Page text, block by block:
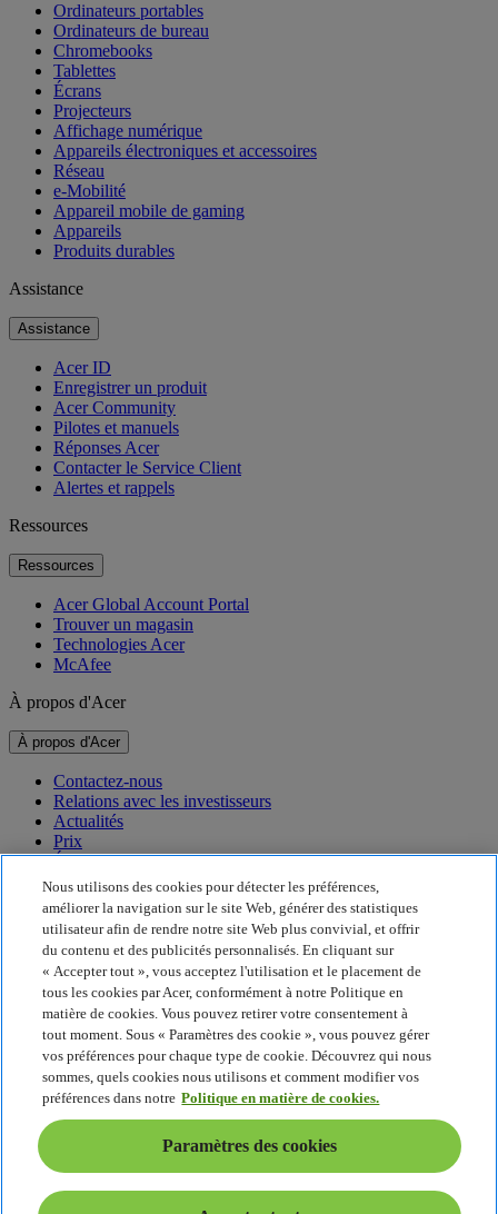
Ordinateurs portables
Ordinateurs de bureau
Chromebooks
Tablettes
Écrans
Projecteurs
Affichage numérique
Appareils électroniques et accessoires
Réseau
e-Mobilité
Appareil mobile de gaming
Appareils
Produits durables
Assistance
Assistance
Acer ID
Enregistrer un produit
Acer Community
Pilotes et manuels
Réponses Acer
Contacter le Service Client
Alertes et rappels
Ressources
Ressources
Acer Global Account Portal
Trouver un magasin
Technologies Acer
McAfee
À propos d'Acer
À propos d'Acer
Contactez-nous
Relations avec les investisseurs
Actualités
Prix
Événements
Développement durable
Développement durable
Responsabilité sociale de l'entreprise
Empreinte carbone du produit
Project Humanity
Earthion
Politique de confidentialité
Politique en matière de cookies
Mentions légales
Informations légales supplémentaires
Politique en matière d'accessibilité
Paramètres des cookies
France - Français
Nous utilisons des cookies pour détecter les préférences,
améliorer la navigation sur le site Web, générer des statistiques
utilisateur afin de rendre notre site Web plus convivial, et offrir
du contenu et des publicités personnalisés. En cliquant sur
« Accepter tout », vous acceptez l'utilisation et le placement de
tous les cookies par Acer, conformément à notre Politique en
matière de cookies. Vous pouvez retirer votre consentement à
tout moment. Sous « Paramètres des cookie », vous pouvez gérer
vos préférences pour chaque type de cookie. Découvrez qui nous
sommes, quels cookies nous utilisons et comment modifier vos
préférences dans notre Politique en matière de cookies.
Paramètres des cookies